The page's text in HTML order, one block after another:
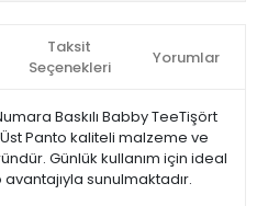
Taksit
Seçenekleri
Yorumlar
Baskılı Babby TeeTişört
Üst Panto kaliteli malzeme ve
Günlük kullanım için ideal
sunulmaktadır.